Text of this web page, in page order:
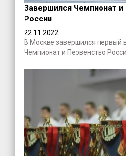
Завершился Чемпионат и
России
22.11.2022
В Москве завершился первый
Чемпионат и Первенство